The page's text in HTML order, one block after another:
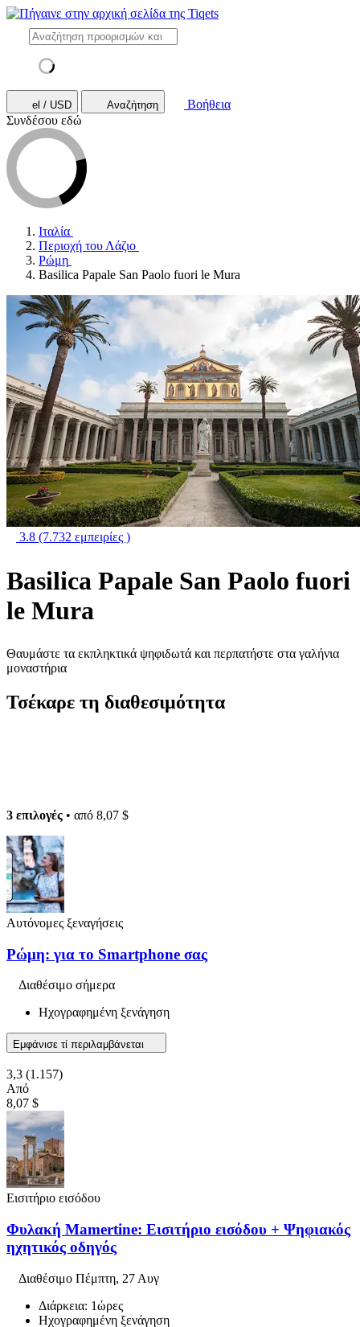
el / USD Αναζήτηση
Βοήθεια
Συνδέσου εδώ
Ιταλία
Περιοχή του Λάζιο
Ρώμη
Basilica Papale San Paolo fuori le Mura
3.8 (7.732 εμπειρίες )
Basilica Papale San Paolo fuori
le Mura
Θαυμάστε τα εκπληκτικά ψηφιδωτά και περπατήστε στα γαλήνια
μοναστήρια
Τσέκαρε τη διαθεσιμότητα
3 επιλογές • από 8,07 $
Αυτόνομες ξεναγήσεις
Ρώμη: για το Smartphone σας
Διαθέσιμο σήμερα
Ηχογραφημένη ξενάγηση
Εμφάνισε τί περιλαμβάνεται
3,3 (1.157)
Από
8,07 $
Εισιτήριο εισόδου
Φυλακή Mamertine: Εισιτήριο εισόδου + Ψηφιακός
ηχητικός οδηγός
Διαθέσιμο Πέμπτη, 27 Αυγ
Διάρκεια: 1ώρες
Ηχογραφημένη ξενάγηση